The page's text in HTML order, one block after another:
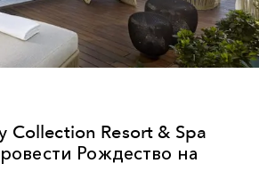
Collection Resort & Spa
Рождество на